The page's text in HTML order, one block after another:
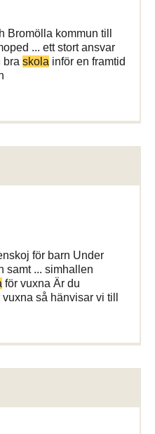
Bromölla kommun till
... ett stort ansvar
bra skola inför en framtid
för barn Under
samt ... simhallen
för vuxna Är du
vuxna så hänvisar vi till